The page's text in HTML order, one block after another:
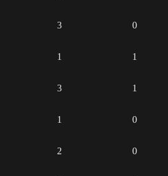
3 0
1 1
3 1
1 0
2 0